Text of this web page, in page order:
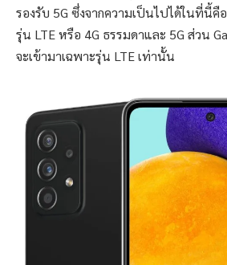
รองรับ 5G ซึ่งจากความเป็นไปได้ในที่นี้คื
รุ่น LTE หรือ 4G ธรรมดาและ 5G ส่วน
จะเข้ามาเฉพาะรุ่น LTE เท่านั้น